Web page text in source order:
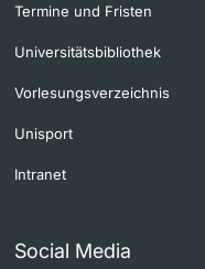
Termine und Fristen
Universitätsbibliothek
Vorlesungsverzeichnis
Unisport
Intranet
Social Media